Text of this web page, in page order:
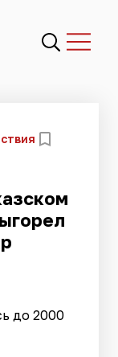
до 2000